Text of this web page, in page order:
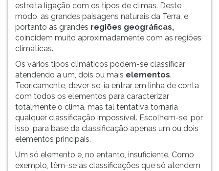
estreita ligação com os tipos de climas. Deste
modo, as grandes paisagens naturais da Terra, e
portanto as grandes regiões geográficas,
coincidem muito aproximadamente com as regiões
climáticas.
Os vários tipos climáticos podem-se classificar
atendendo a um, dois ou mais elementos.
Teoricamente, dever-se-ia entrar em linha de conta
com todos os elementos para caracterizar
totalmente o clima, mas tal tentativa tornaria
qualquer classificação impossível. Escolhem-se, por
isso, para base da classificação apenas um ou dois
elementos principais.
Um só elemento é, no entanto, insuficiente. Como
exemplo, têm-se as classificações que só atendem